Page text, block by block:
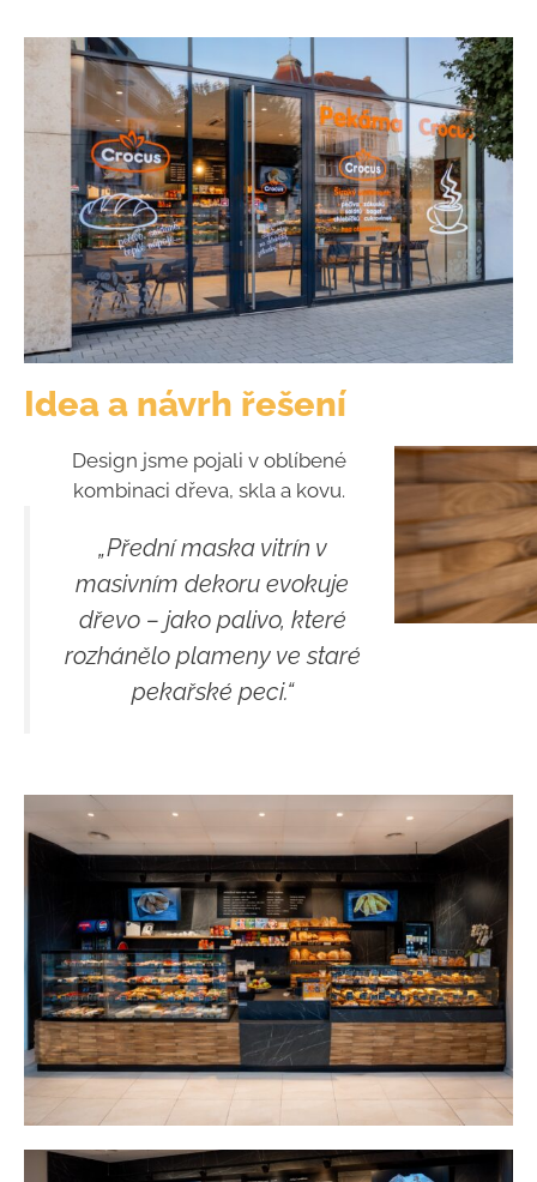
Idea a návrh řešení
Design jsme pojali v oblíbené
kombinaci dřeva, skla a kovu.
„Přední maska vitrín v
masivním dekoru evokuje
dřevo – jako palivo, které
rozhánělo plameny ve staré
pekařské peci.“